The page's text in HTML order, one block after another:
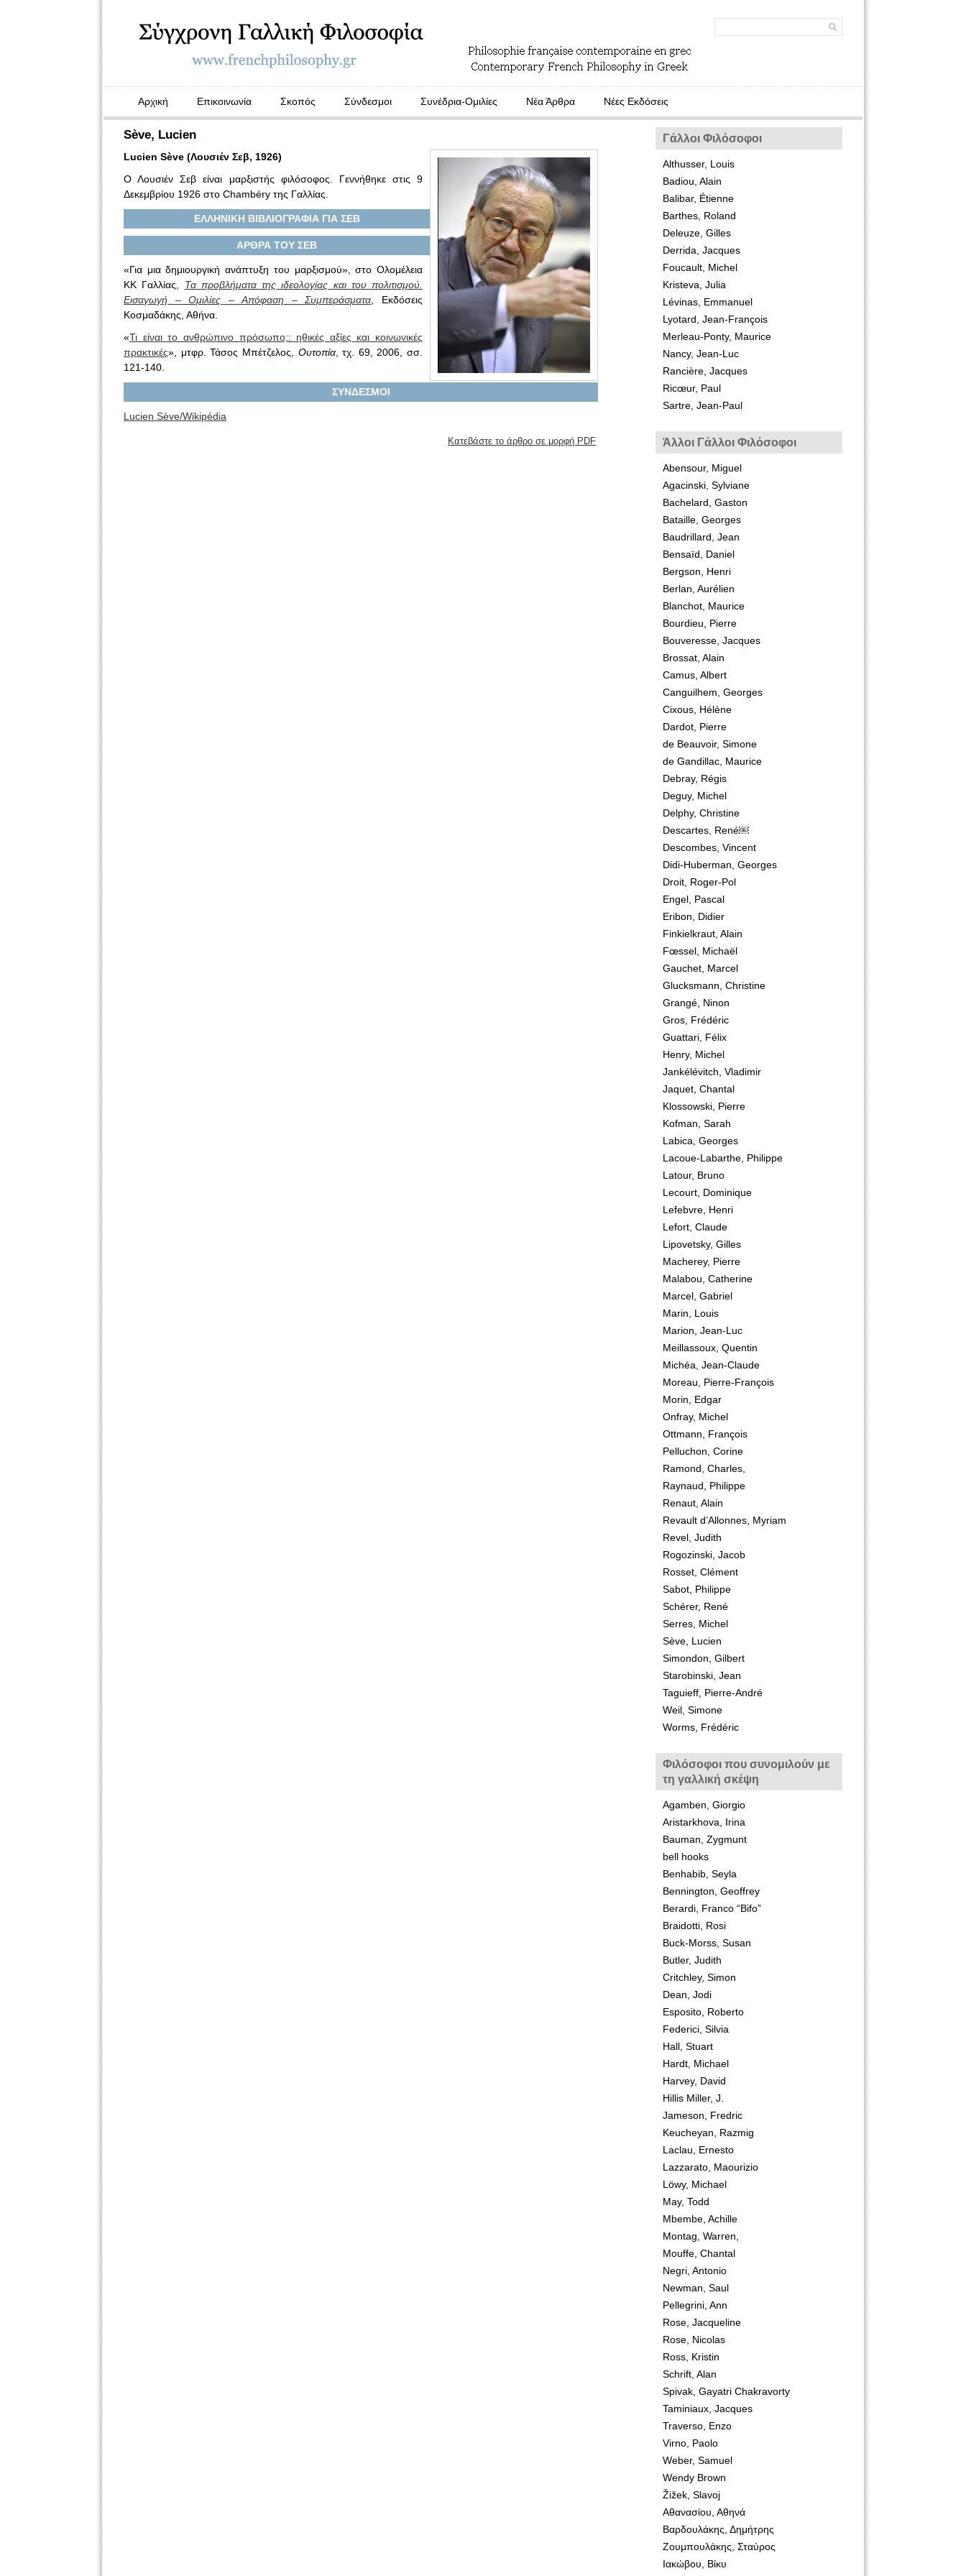
Αρχική Επικοινωνία Σκοπός Σύνδεσμοι Συνέδρια-Ομιλίες Νέα Άρθρα Νέες Εκδόσεις
Sève, Lucien
Lucien Sève (Λουσιέν Σεβ, 1926)
Ο Λουσιέν Σεβ είναι μαρξιστής φιλόσοφος. Γεννήθηκε στις 9
Δεκεμβρίου 1926 στο Chambéry της Γαλλίας.
ΕΛΛΗΝΙΚΗ ΒΙΒΛΙΟΓΡΑΦΙΑ ΓΙΑ ΣΕΒ
ΑΡΘΡΑ ΤΟΥ ΣΕΒ
«Για μια δημιουργική ανάπτυξη του μαρξισμού», στο Ολομέλεια
ΚΚ Γαλλίας, Τα προβλήματα της ιδεολογίας και του πολιτισμού.
Εισαγωγή – Ομιλίες – Απόφαση – Συμπεράσματα , Εκδόσεις
Κοσμαδάκης, Αθήνα.
«Τι είναι το ανθρώπινο πρόσωπο;: ηθικές αξίες και κοινωνικές
πρακτικές», μτφρ. Τάσος Μπέτζελος, Ουτοπία, τχ. 69, 2006, σσ.
121-140.
ΣΥΝΔΕΣΜΟΙ
Lucien Sève/Wikipédia
Κατεβάστε το άρθρο σε μορφή PDF
Γάλλοι Φιλόσοφοι
Althusser, Louis
Badiou, Alain
Balibar, Étienne
Barthes, Roland
Deleuze, Gilles
Derrida, Jacques
Foucault, Michel
Kristeva, Julia
Lévinas, Emmanuel
Lyotard, Jean-François
Merleau-Ponty, Maurice
Nancy, Jean-Luc
Rancière, Jacques
Ricœur, Paul
Sartre, Jean-Paul
Άλλοι Γάλλοι Φιλόσοφοι
Abensour, Miguel
Agacinski, Sylviane
Bachelard, Gaston
Bataille, Georges
Baudrillard, Jean
Bensaïd, Daniel
Bergson, Henri
Berlan, Aurélien
Blanchot, Maurice
Bourdieu, Pierre
Bouveresse, Jacques
Brossat, Alain
Camus, Albert
Canguilhem, Georges
Cixous, Hélène
Dardot, Pierre
de Beauvoir, Simone
de Gandillac, Maurice
Debray, Régis
Deguy, Michel
Delphy, Christine
Descartes, René￼
Descombes, Vincent
Didi-Huberman, Georges
Droit, Roger-Pol
Engel, Pascal
Eribon, Didier
Finkielkraut, Alain
Fœssel, Michaël
Gauchet, Marcel
Glucksmann, Christine
Grangé, Ninon
Gros, Frédéric
Guattari, Félix
Henry, Michel
Jankélévitch, Vladimir
Jaquet, Chantal
Klossowski, Pierre
Kofman, Sarah
Labica, Georges
Lacoue-Labarthe, Philippe
Latour, Bruno
Lecourt, Dominique
Lefebvre, Henri
Lefort, Claude
Lipovetsky, Gilles
Macherey, Pierre
Malabou, Catherine
Marcel, Gabriel
Marin, Louis
Marion, Jean-Luc
Meillassoux, Quentin
Michéa, Jean-Claude
Moreau, Pierre-François
Morin, Edgar
Onfray, Michel
Ottmann, François
Pelluchon, Corine
Ramond, Charles,
Raynaud, Philippe
Renaut, Alain
Revault d’Allonnes, Myriam
Revel, Judith
Rogozinski, Jacob
Rosset, Clément
Sabot, Philippe
Schérer, René
Serres, Michel
Sève, Lucien
Simondon, Gilbert
Starobinski, Jean
Taguieff, Pierre-André
Weil, Simone
Worms, Frédéric
Φιλόσοφοι που συνομιλούν με
τη γαλλική σκέψη
Agamben, Giorgio
Aristarkhova, Irina
Bauman, Zygmunt
bell hooks
Benhabib, Seyla
Bennington, Geoffrey
Berardi, Franco “Bifo”
Braidotti, Rosi
Buck-Morss, Susan
Butler, Judith
Critchley, Simon
Dean, Jodi
Esposito, Roberto
Federici, Silvia
Hall, Stuart
Hardt, Michael
Harvey, David
Hillis Miller, J.
Jameson, Fredric
Keucheyan, Razmig
Laclau, Ernesto
Lazzarato, Maourizio
Löwy, Michael
May, Todd
Mbembe, Achille
Montag, Warren,
Mouffe, Chantal
Negri, Antonio
Newman, Saul
Pellegrini, Ann
Rose, Jacqueline
Rose, Nicolas
Ross, Kristin
Schrift, Alan
Spivak, Gayatri Chakravorty
Taminiaux, Jacques
Traverso, Enzo
Virno, Paolo
Weber, Samuel
Wendy Brown
Žižek, Slavoj
Αθανασίου, Αθηνά
Βαρδουλάκης, Δημήτρης
Ζουμπουλάκης, Σταύρος
Ιακώβου, Βίκυ